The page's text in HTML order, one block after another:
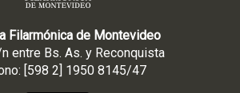
Filarmónica de Montevideo
entre Bs. As. y Reconquista
[598 2] 1950 8145/47